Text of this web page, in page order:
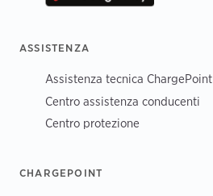
ASSISTENZA
Assistenza tecnica ChargePoint
Centro assistenza conducenti
Centro protezione
CHARGEPOINT